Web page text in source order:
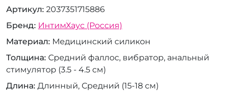
Артикул 2037351715886
Бренд ИнтимХаус (Россия)
Материал Медицинский силикон
Толщина Средний фаллос, вибратор, анальный
стимулятор (3.5 - 4.5 см)
Длина Длинный, Средний (15-18 см)